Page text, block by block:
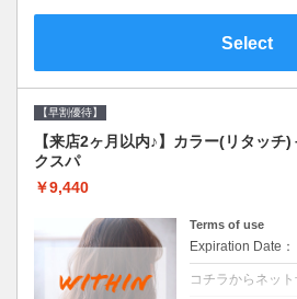
Select
【早割優待】
【来店2ヶ月以内♪】カラー(リタッチ
クスパ
￥9,440
Terms of use
Expiration Date：
コチラからネッ